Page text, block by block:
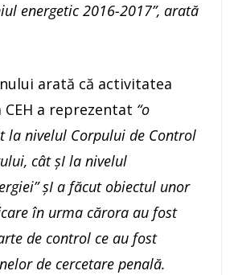
energetic 2016-2017”, arată
arată că activitatea
a reprezentat “o
la nivelul Corpului de Control
cât șI la nivelul
șI a făcut obiectul unor
în urma cărora au fost
de control ce au fost
de cercetare penală.